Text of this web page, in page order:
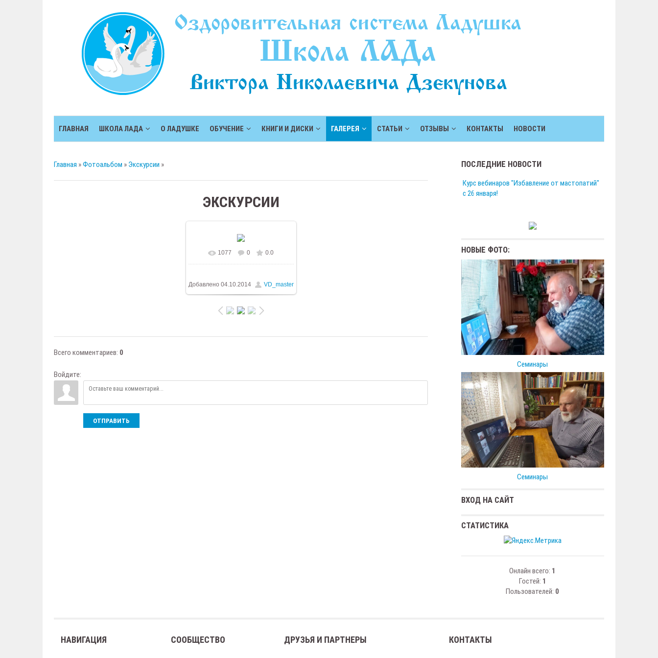
ГЛАВНАЯ ШКОЛА ЛАДА О ЛАДУШКЕ ОБУЧЕНИЕ КНИГИ И ДИСКИ ГАЛЕРЕЯ СТАТЬИ ОТЗЫВЫ КОНТАКТЫ НОВОСТИ
Главная »Фотоальбом » Экскурсии »
ЭКСКУРСИИ
В реальном размере 1024x768
1077 0 0.0
Добавлено 04.10.2014 VD_master
Всего комментариев: 0
Войдите:
ОТПРАВИТЬ
ПОСЛЕДНИЕ НОВОСТИ
Курс вебинаров "Избавление от мастопатий"
с 26 января!
НОВЫЕ ФОТО:
Семинары
Семинары
ВХОД НА САЙТ
СТАТИСТИКА
Онлайн всего: 1
Гостей: 1
Пользователей: 0
НАВИГАЦИЯ СООБЩЕСТВО ДРУЗЬЯ И ПАРТНЕРЫ КОНТАКТЫ